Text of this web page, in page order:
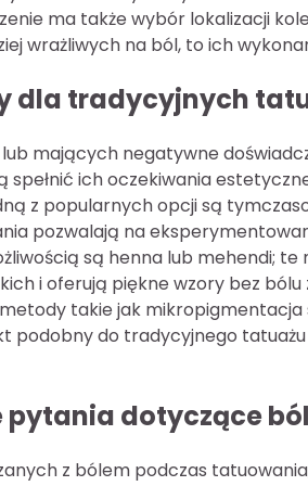
ma także wybór lokalizacji
wrażliwych na ból, to ich
dla tradycyjnych
mających negatywne
ich oczekiwania
z popularnych opcji są
pozwalają na
są henna lub mehendi;
i oferują piękne wzory bez bólu
takie jak
podobny do tradycyjnego tatuażu
pytania dotyczące
z bólem podczas